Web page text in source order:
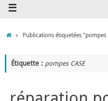
AccueilPublications étiquetées "pompes
Étiquette : pompes CASE